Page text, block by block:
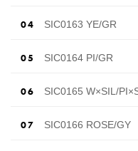
SIC0163 YE/GR
SIC0164 PI/GR
SIC0165 W×SIL/
SIC0166 ROSE/GY